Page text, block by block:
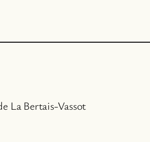
La Bertais-Vassot